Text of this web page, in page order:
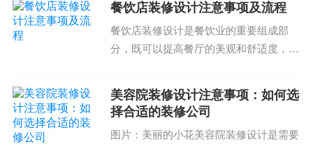
合适的商务办公室装修风格呢？理解商务
办公室装修风格的分类...
餐饮店装修设计注意事项及流程
餐饮店装修设计是餐饮业的重要组成部
分，既可以提高餐厅的美观和舒适度，也
面：1. 设计风格和主题餐饮店的设计风格
和主题应与餐厅的品...
美容院装修设计注意事项：如何选
择合适的装修公司
图片：美丽的小花美容院装修设计是需要